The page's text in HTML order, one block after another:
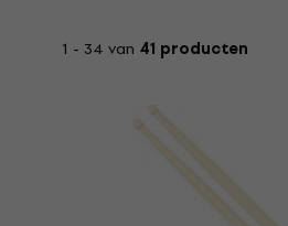
1 - 34 van 41 producten